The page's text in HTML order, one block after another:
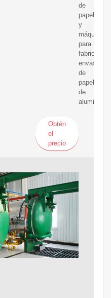
de
papel
y
máquinas
para
fabricar
envases
de
papel
de
aluminio.
Obtén
el
precio